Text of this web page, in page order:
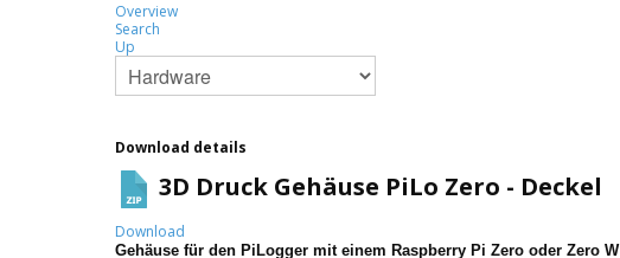
Overview
Search
Up
Download details
3D Druck Gehäuse PiLo Zero - Deckel
Download
Gehäuse für den PiLogger mit einem Raspberry Pi Zero oder Zero W